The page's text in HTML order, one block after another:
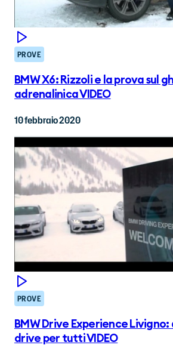
PROVE
BMW X6: Rizzoli e la prova sul
adrenalinica VIDEO
10 febbraio 2020
PROVE
BMW Drive Experience
drive per tutti VIDEO